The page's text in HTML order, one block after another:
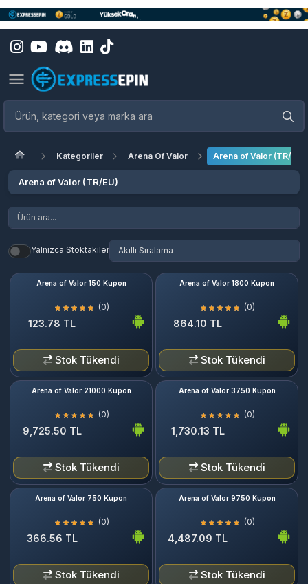
Kategoriler Arena Of Valor Arena of Valor (TR/EU)
Arena of Valor (TR/EU)
Yalnızca Stoktakiler
Arena of Valor 150 Kupon
(0)
123.78 TL
Stok Tükendi
Arena of Valor 1800 Kupon
(0)
864.10 TL
Stok Tükendi
Arena of Valor 21000 Kupon
(0)
9,725.50 TL
Stok Tükendi
Arena of Valor 3750 Kupon
(0)
1,730.13 TL
Stok Tükendi
Arena of Valor 750 Kupon
(0)
366.56 TL
Stok Tükendi
Arena of Valor 9750 Kupon
(0)
4,487.09 TL
Stok Tükendi